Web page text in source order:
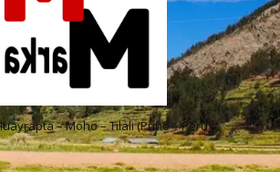
– Moho – Tilali (Puno – Perú)